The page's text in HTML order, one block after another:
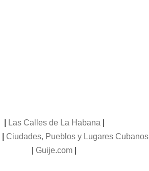
Las Calles de La Habana
Ciudades, Pueblos y Lugares Cubanos
Guije.com